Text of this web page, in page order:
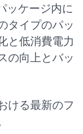
ッケージ内に
タイプのパッ
と低消費電力
の向上とバッ
ける最新のフ